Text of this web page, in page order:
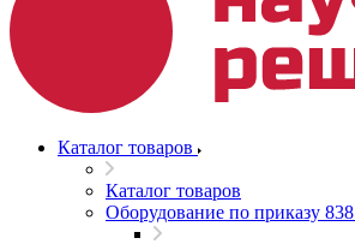
Каталог товаров
Каталог товаров
Оборудование по приказу 838